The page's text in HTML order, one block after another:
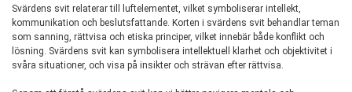
Svärdens svit relaterar till luftelementet, vilket symboliserar intellekt,
kommunikation och beslutsfattande. Korten i svärdens svit behandlar teman
som sanning, rättvisa och etiska principer, vilket innebär både konflikt och
lösning. Svärdens svit kan symbolisera intellektuell klarhet och objektivitet i
svåra situationer, och visa på insikter och strävan efter rättvisa.